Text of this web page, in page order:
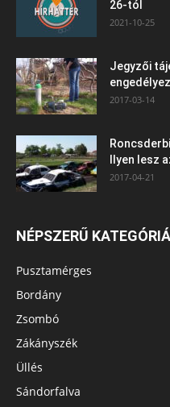
26-tól
2021-10-25
Jegyzői
2017-03-14
Ilyen lesz
2017-04-21
NÉPSZERŰ
Pusztamérges
Bordány
Zsombó
Zákányszék
Üllés
Sándorfalva